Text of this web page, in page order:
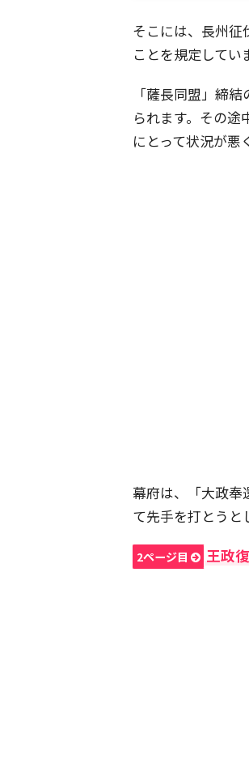
そこには、長州征
ことを規定してい
「薩長同盟」締
られます。その
にとって状況が悪
幕府は、「大政奉
て先手を打とうと
2ページ目 王政